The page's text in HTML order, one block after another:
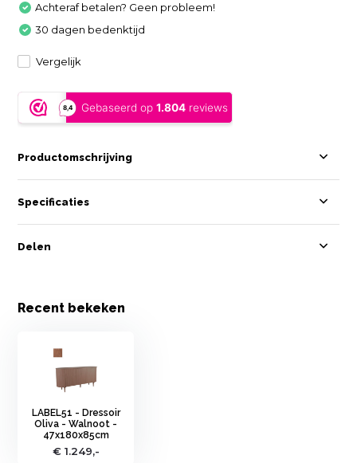
Achteraf betalen? Geen probleem!
30 dagen bedenktijd
Vergelijk
Productomschrijving
Specificaties
Delen
Recent bekeken
LABEL51 - Dressoir
Oliva - Walnoot -
47x180x85cm
€ 1.249,-